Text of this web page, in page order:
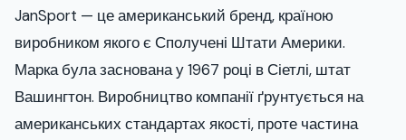
JanSport — це американський бренд, країною
виробником якого є Сполучені Штати Америки.
Марка була заснована у 1967 році в Сіетлі, штат
Вашингтон. Виробництво компанії ґрунтується на
американських стандартах якості, проте частина